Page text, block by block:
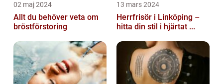
02 maj 2024
Allt du behöver veta om
bröstförstoring
13 mars 2024
Herrfrisör i Linköping –
hitta din stil i hjärtat ...